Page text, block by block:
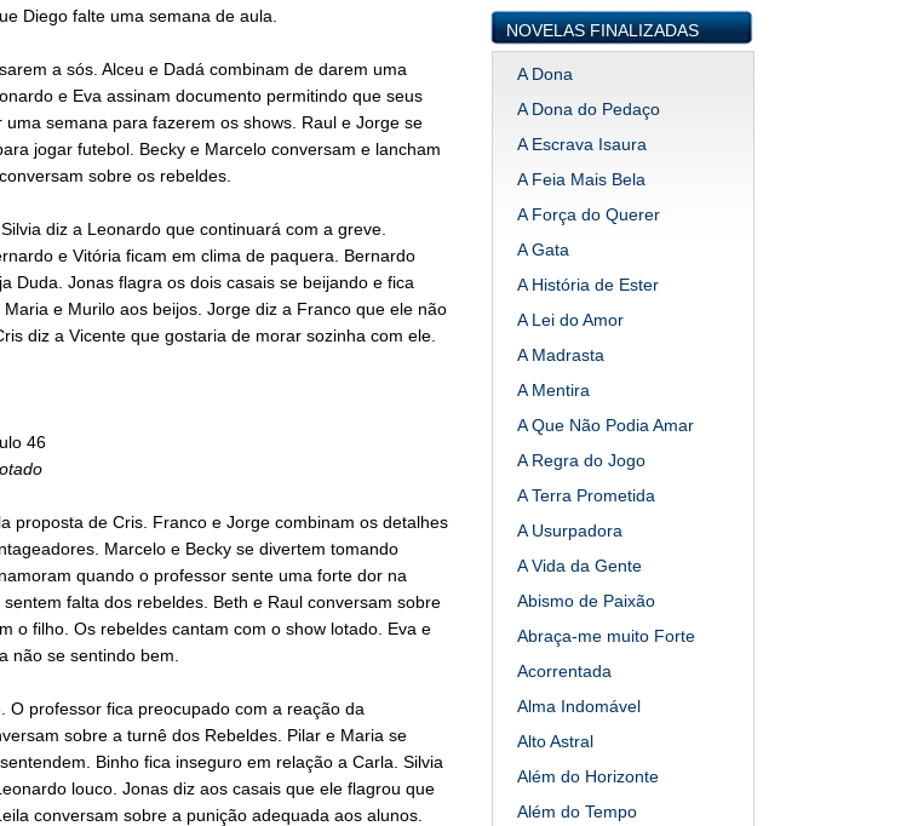
Diego falte uma semana de aula.
a sós. Alceu e Dadá combinam de darem uma
e Eva assinam documento permitindo que seus
semana para fazerem os shows. Raul e Jorge se
jogar futebol. Becky e Marcelo conversam e lancham
sobre os rebeldes.
diz a Leonardo que continuará com a greve.
e Vitória ficam em clima de paquera. Bernardo
Duda. Jonas flagra os dois casais se beijando e fica
e Murilo aos beijos. Jorge diz a Franco que ele não
diz a Vicente que gostaria de morar sozinha com ele.
46
proposta de Cris. Franco e Jorge combinam os detalhes
Marcelo e Becky se divertem tomando
quando o professor sente uma forte dor na
falta dos rebeldes. Beth e Raul conversam sobre
o filho. Os rebeldes cantam com o show lotado. Eva e
não se sentindo bem.
O professor fica preocupado com a reação da
sobre a turnê dos Rebeldes. Pilar e Maria se
Binho fica inseguro em relação a Carla. Silvia
louco. Jonas diz aos casais que ele flagrou que
conversam sobre a punição adequada aos alunos.
NOVELAS FINALIZADAS
A Dona
A Dona do Pedaço
A Escrava Isaura
A Feia Mais Bela
A Força do Querer
A Gata
A História de Ester
A Lei do Amor
A Madrasta
A Mentira
A Que Não Podia Amar
A Regra do Jogo
A Terra Prometida
A Usurpadora
A Vida da Gente
Abismo de Paixão
Abraça-me muito Forte
Acorrentada
Alma Indomável
Alto Astral
Além do Horizonte
Além do Tempo